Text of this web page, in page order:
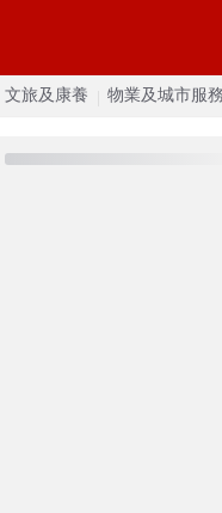
文旅及康養 物業及城市服務